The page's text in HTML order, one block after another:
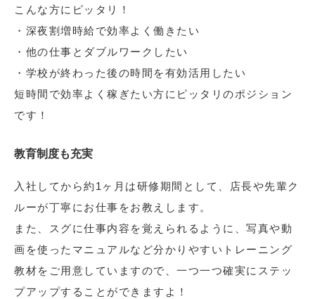
こんな方にピッタリ！
・深夜割増時給で効率よく働きたい
・他の仕事とダブルワークしたい
・学校が終わった後の時間を有効活用したい
短時間で効率よく稼ぎたい方にピッタリのポジション
です！
教育制度も充実
入社してから約1ヶ月は研修期間として、店長や先輩ク
ルーが丁寧にお仕事をお教えします。
また、スグに仕事内容を覚えられるように、写真や動
画を使ったマニュアルなど分かりやすいトレーニング
教材をご用意していますので、一つ一つ確実にステッ
プアップすることができますよ！